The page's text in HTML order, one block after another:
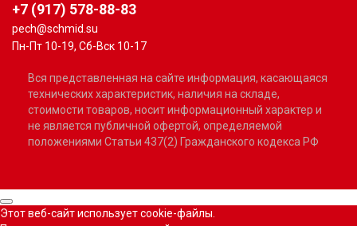
+7 (917) 578-88-83
pech@schmid.su
Пн-Пт 10-19, Сб-Вск 10-17
Вся представленная на сайте информация, касающаяся
технических характеристик, наличия на складе,
стоимости товаров, носит информационный характер и
не является публичной офертой, определяемой
положениями Статьи 437(2) Гражданского кодекса РФ
Этот веб-сайт использует cookie-файлы.